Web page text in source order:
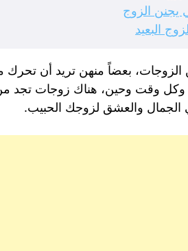
يجنن الزوج
البعيد
الزوجات، بعضاً منهن تريد أن
وكل وقت وحين، هناك زوجات تجد
الجمال والعشق لزوجك الحبيب.